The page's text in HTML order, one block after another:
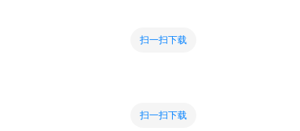
扫一扫下载
扫一扫下载